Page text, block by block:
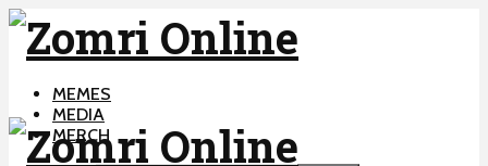
MEMES
MEDIA
MERCH